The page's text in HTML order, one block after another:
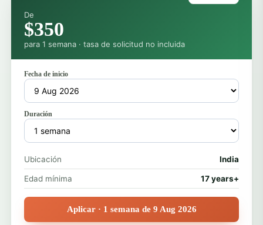
De
$350
para 1 semana · tasa de solicitud no incluida
Fecha de inicio
Duración
Ubicación India
Edad mínima 17 years+
Aplicar · 1 semana de 9 Aug 2026